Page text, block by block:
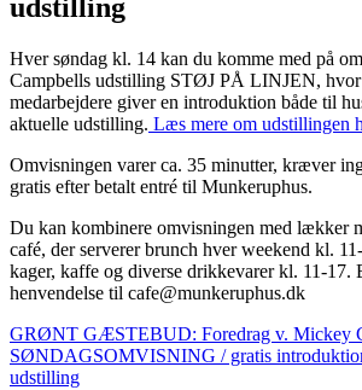
udstilling
Hver søndag kl. 14 kan du komme med på
Campbells udstilling STØJ PÅ LINJEN, hvor
medarbejdere giver en introduktion både til
aktuelle udstilling. Læs mere om udstillingen
Omvisningen varer ca. 35 minutter, kræver
gratis efter betalt entré til Munkeruphus.
Du kan kombinere omvisningen med lækker
café, der serverer brunch hver weekend kl.
kager, kaffe og diverse drikkevarer kl. 11-17.
henvendelse til cafe@munkeruphus.dk
GRØNT GÆSTEBUD: Foredrag v. Mickey
SØNDAGSOMVISNING / gratis
udstilling